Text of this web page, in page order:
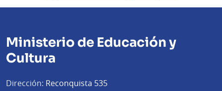
Ministerio de Educación y
Cultura
Dirección: Reconquista 535